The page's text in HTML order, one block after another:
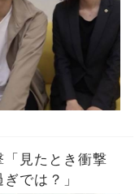
見たとき衝撃
では？」